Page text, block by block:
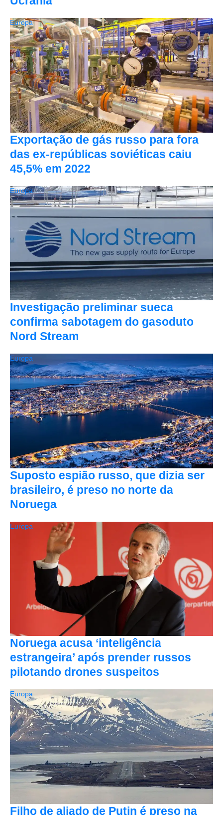
Exportação de gás russo para fora
das ex-repúblicas soviéticas caiu
45,5% em 2022
Europa
Investigação preliminar sueca
confirma sabotagem do gasoduto
Nord Stream
Europa
Suposto espião russo, que dizia ser
brasileiro, é preso no norte da
Noruega
Europa
Noruega acusa ‘inteligência
estrangeira’ após prender russos
pilotando drones suspeitos
Europa
Filho de aliado de Putin é preso na
Europa